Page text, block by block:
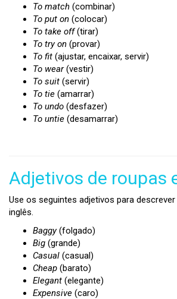
To match (combinar)
To put on (colocar)
To take off(tirar)
To try on (provar)
To fit (ajustar, encaixar, servir)
To wear(vestir)
To suit (servir)
To tie (amarrar)
To undo (desfazer)
To untie (desamarrar)
Adjetivos de roupas
Use os seguintes adjetivos para
inglês.
Baggy(folgado)
Big (grande)
Casual (casual)
Cheap (barato)
Elegant (elegante)
Expensive (caro)